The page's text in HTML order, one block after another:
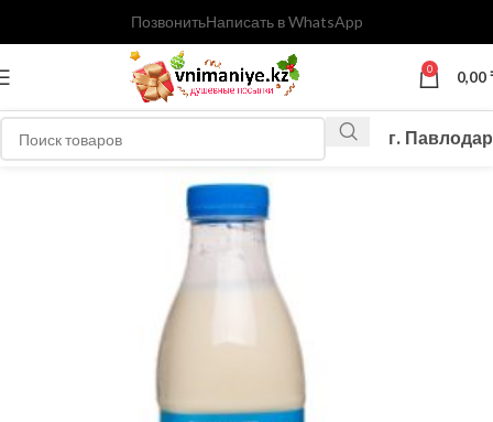
ПозвонитьНаписать в WhatsApp
0 0,00
г. Павлодар